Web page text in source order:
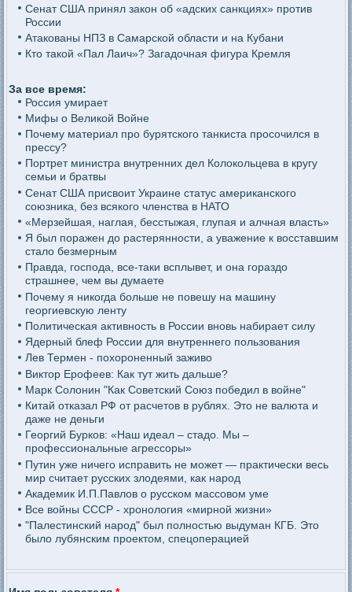
Сенат США принял закон об «адских санкциях» против
России
Атакованы НПЗ в Самарской области и на Кубани
Кто такой «Пал Лаич»? Загадочная фигура Кремля
За все время:
Россия умирает
Мифы о Великой Войне
Почему материал про бурятского танкиста просочился в
прессу?
Портрет министра внутренних дел Колокольцева в кругу
семьи и братвы
Сенат США присвоит Украине статус американского
союзника, без всякого членства в НАТО
«Мерзейшая, наглая, бесстыжая, глупая и алчная власть»
Я был поражен до растерянности, а уважение к восставшим
стало безмерным
Правда, господа, все-таки всплывет, и она гораздо
страшнее, чем вы думаете
Почему я никогда больше не повешу на машину
георгиевскую ленту
Политическая активность в России вновь набирает силу
Ядерный блеф России для внутреннего пользования
Лев Термен - похороненный заживо
Виктор Ерофеев: Как тут жить дальше?
Марк Солонин "Как Советский Союз победил в войне"
Китай отказал РФ от расчетов в рублях. Это не валюта и
даже не деньги
Георгий Бурков: «Наш идеал – стадо. Мы –
профессиональные агрессоры»
Путин уже ничего исправить не может — практически весь
мир считает русских злодеями, как народ
Академик И.П.Павлов о русском массовом уме
Все войны СССР - хронология «мирной жизни»
"Палестинский народ" был полностью выдуман КГБ. Это
было лубянским проектом, спецоперацией